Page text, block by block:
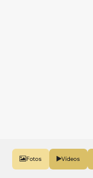
Fotos Vídeos